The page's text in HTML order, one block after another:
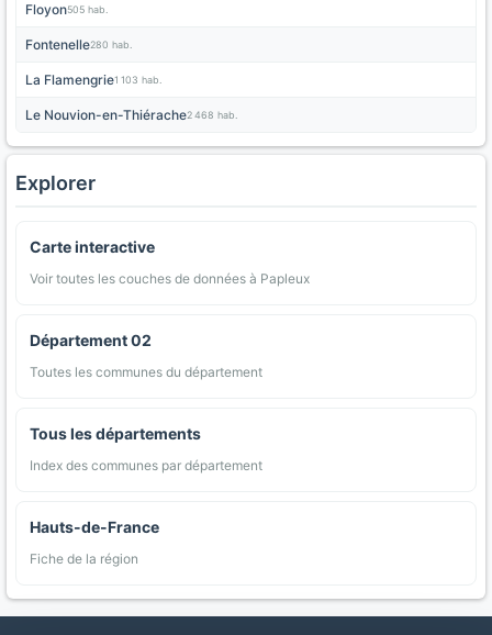
Floyon505 hab.
Fontenelle280 hab.
La Flamengrie1 103 hab.
Le Nouvion-en-Thiérache2 468 hab.
Explorer
Carte interactive
Voir toutes les couches de données à Papleux
Département 02
Toutes les communes du département
Tous les départements
Index des communes par département
Hauts-de-France
Fiche de la région